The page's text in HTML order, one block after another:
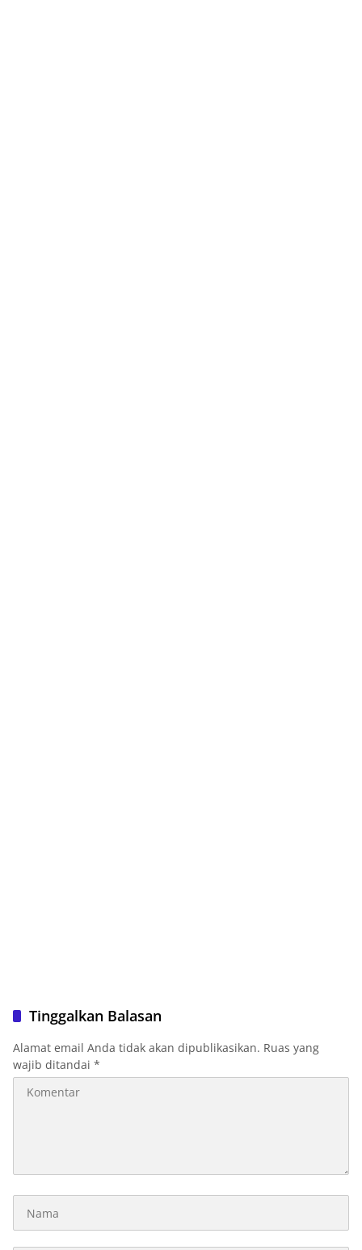
Tinggalkan Balasan
Alamat email Anda tidak akan dipublikasikan. Ruas yang
wajib ditandai *